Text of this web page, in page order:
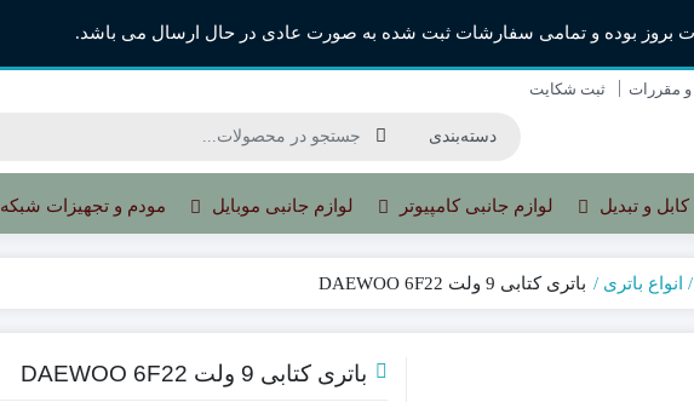
بروز بوده و تمامی سفارشات ثبت شده به صورت عادی در حال ارسال می باشد.
و مقررات ثبت شکایت
کابل و تبدیل لوازم جانبی کامپیوتر لوازم جانبی موبایل مودم و تجهیزات شبکه
انواع باتری باتری کتابی 9 ولت DAEWOO 6F22
باتری کتابی 9 ولت DAEWOO 6F22